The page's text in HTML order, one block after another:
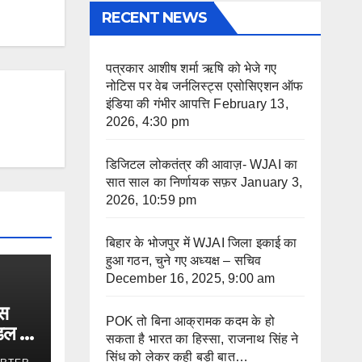
ने
RECENT NEWS
पत्रकार आशीष शर्मा ऋषि को भेजे गए
नोटिस पर वेब जर्नलिस्ट्स एसोसिएशन ऑफ
इंडिया की गंभीर आपत्ति February 13,
2026, 4:30 pm
डिजिटल लोकतंत्र की आवाज़- WJAI का
सात साल का निर्णायक सफ़र January 3,
2026, 10:59 pm
बिहार के भोजपुर में WJAI जिला इकाई का
हुआ गठन, चुने गए अध्यक्ष – सचिव
December 16, 2025, 9:00 am
POK तो बिना आक्रामक कदम के हो
सकता है भारत का हिस्सा, राजनाथ सिंह ने
सिंध को लेकर कही बड़ी बात…